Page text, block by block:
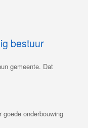
bestuur
gemeente. Dat
onderbouwing